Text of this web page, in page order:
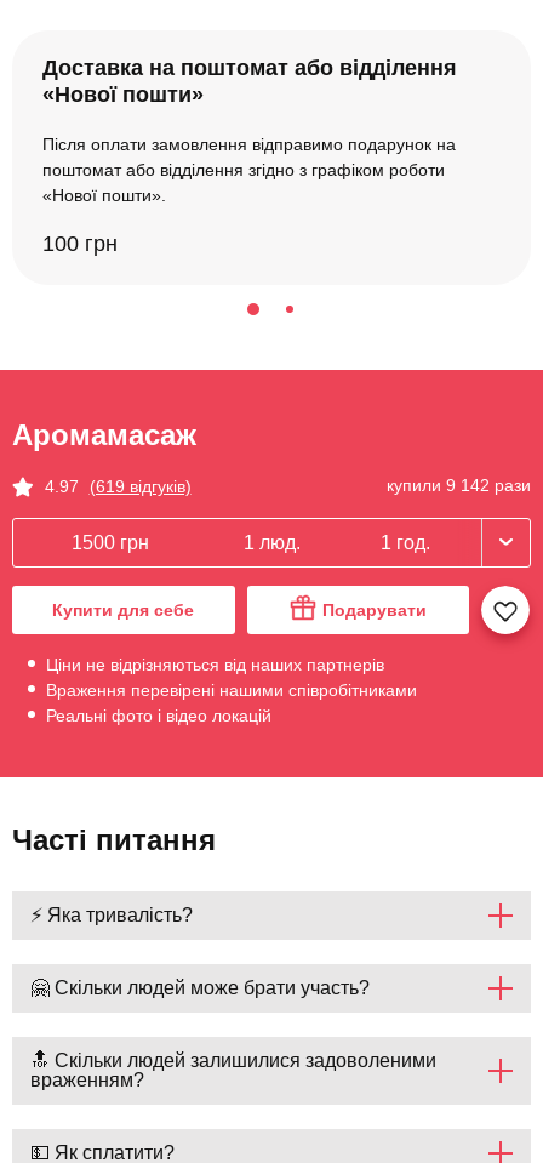
Доставка на поштомат або відділення
«Нової пошти»
Після оплати замовлення відправимо подарунок на
поштомат або відділення згідно з графіком роботи
«Нової пошти».
100 грн
Аромамасаж
4.97 (619 відгуків) купили 9 142 рази
1500 грн 1 люд. 1 год.
Купити для себе Подарувати
Ціни не відрізняються від наших партнерів
Враження перевірені нашими співробітниками
Реальні фото і відео локацій
Часті питання
⚡ Яка тривалість?
🤗 Скільки людей може брати участь?
🔝 Скільки людей залишилися задоволеними
враженням?
💵 Як сплатити?